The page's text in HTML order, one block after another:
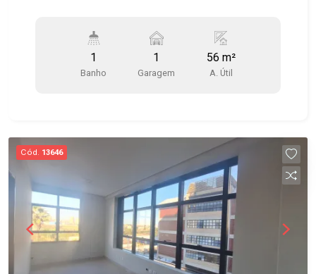
1
Banho
1
Garagem
56 m²
A. Útil
Cód. 13646